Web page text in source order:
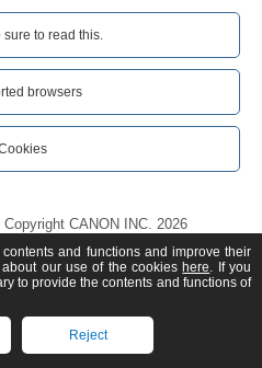
sure to read this.‎
browsers
Copyright CANON INC. 2026
and functions and improve their
our use of the cookies here. If you
to provide the contents and functions of
Reject